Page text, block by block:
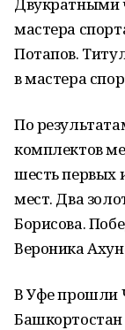
мастера
Потапов.
в мастера
По
комплектов
шесть первых
мест. Два
Борисова.
Вероника
В Уфе прошли
Башкортостан